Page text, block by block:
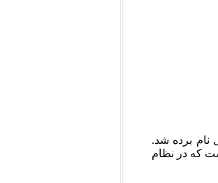
نام برده شد.
که در نظام